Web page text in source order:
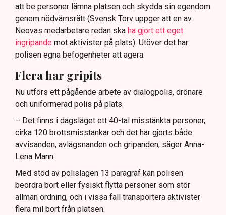
att be personer lämna platsen och skydda sin egendom
genom nödvärnsrätt (Svensk Torv uppger att en av
Neovas medarbetare redan ska ha gjort ett eget
ingripande mot aktivister på plats). Utöver det har
polisen egna befogenheter att agera.
Flera har gripits
Nu utförs ett pågående arbete av dialogpolis, drönare
och uniformerad polis på plats.
– Det finns i dagsläget ett 40-tal misstänkta personer,
cirka 120 brottsmisstankar och det har gjorts både
avvisanden, avlägsnanden och gripanden, säger Anna-
Lena Mann.
Med stöd av polislagen 13 paragraf kan polisen
beordra bort eller fysiskt flytta personer som stör
allmän ordning, och i vissa fall transportera aktivister
flera mil bort från platsen.